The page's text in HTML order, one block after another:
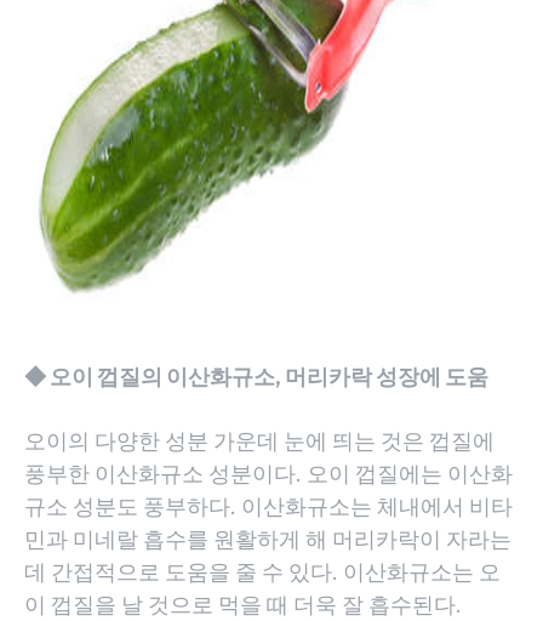
◆ 오이 껍질의 이산화규소, 머리카락 성장에 도움
오이의 다양한 성분 가운데 눈에 띄는 것은 껍질에
풍부한 이산화규소 성분이다. 오이 껍질에는 이산화
규소 성분도 풍부하다. 이산화규소는 체내에서 비타
민과 미네랄 흡수를 원활하게 해 머리카락이 자라는
데 간접적으로 도움을 줄 수 있다. 이산화규소는 오
이 껍질을 날 것으로 먹을 때 더욱 잘 흡수된다.